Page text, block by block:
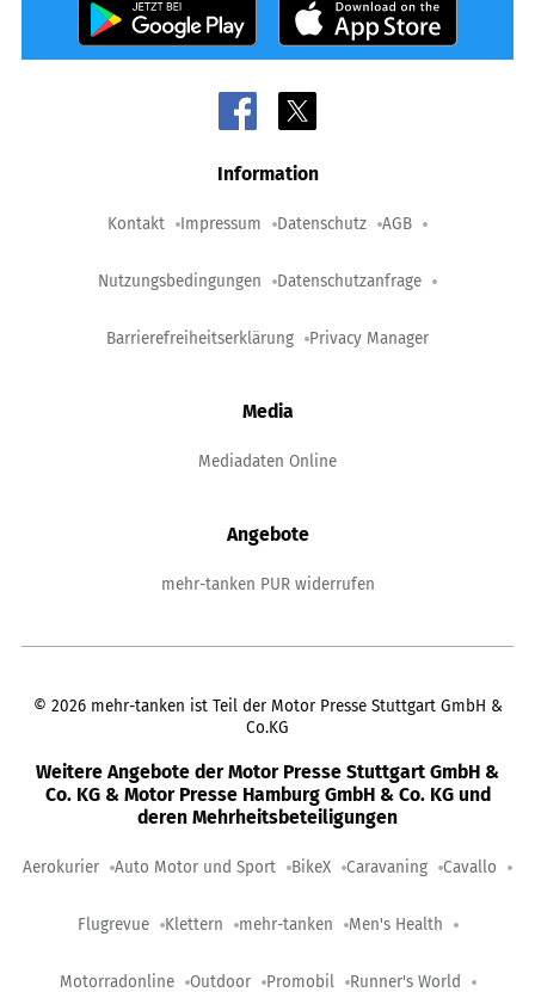
Information
Kontakt Impressum Datenschutz AGB
Nutzungsbedingungen Datenschutzanfrage
Barrierefreiheitserklärung Privacy Manager
Media
Mediadaten Online
Angebote
mehr-tanken PUR widerrufen
© 2026 mehr-tanken ist Teil der Motor Presse Stuttgart GmbH &
Co.KG
Weitere Angebote der Motor Presse Stuttgart GmbH &
Co. KG & Motor Presse Hamburg GmbH & Co. KG und
deren Mehrheitsbeteiligungen
Aerokurier Auto Motor und Sport BikeX Caravaning Cavallo
Flugrevue Klettern mehr-tanken Men's Health
Motorradonline Outdoor Promobil Runner's World